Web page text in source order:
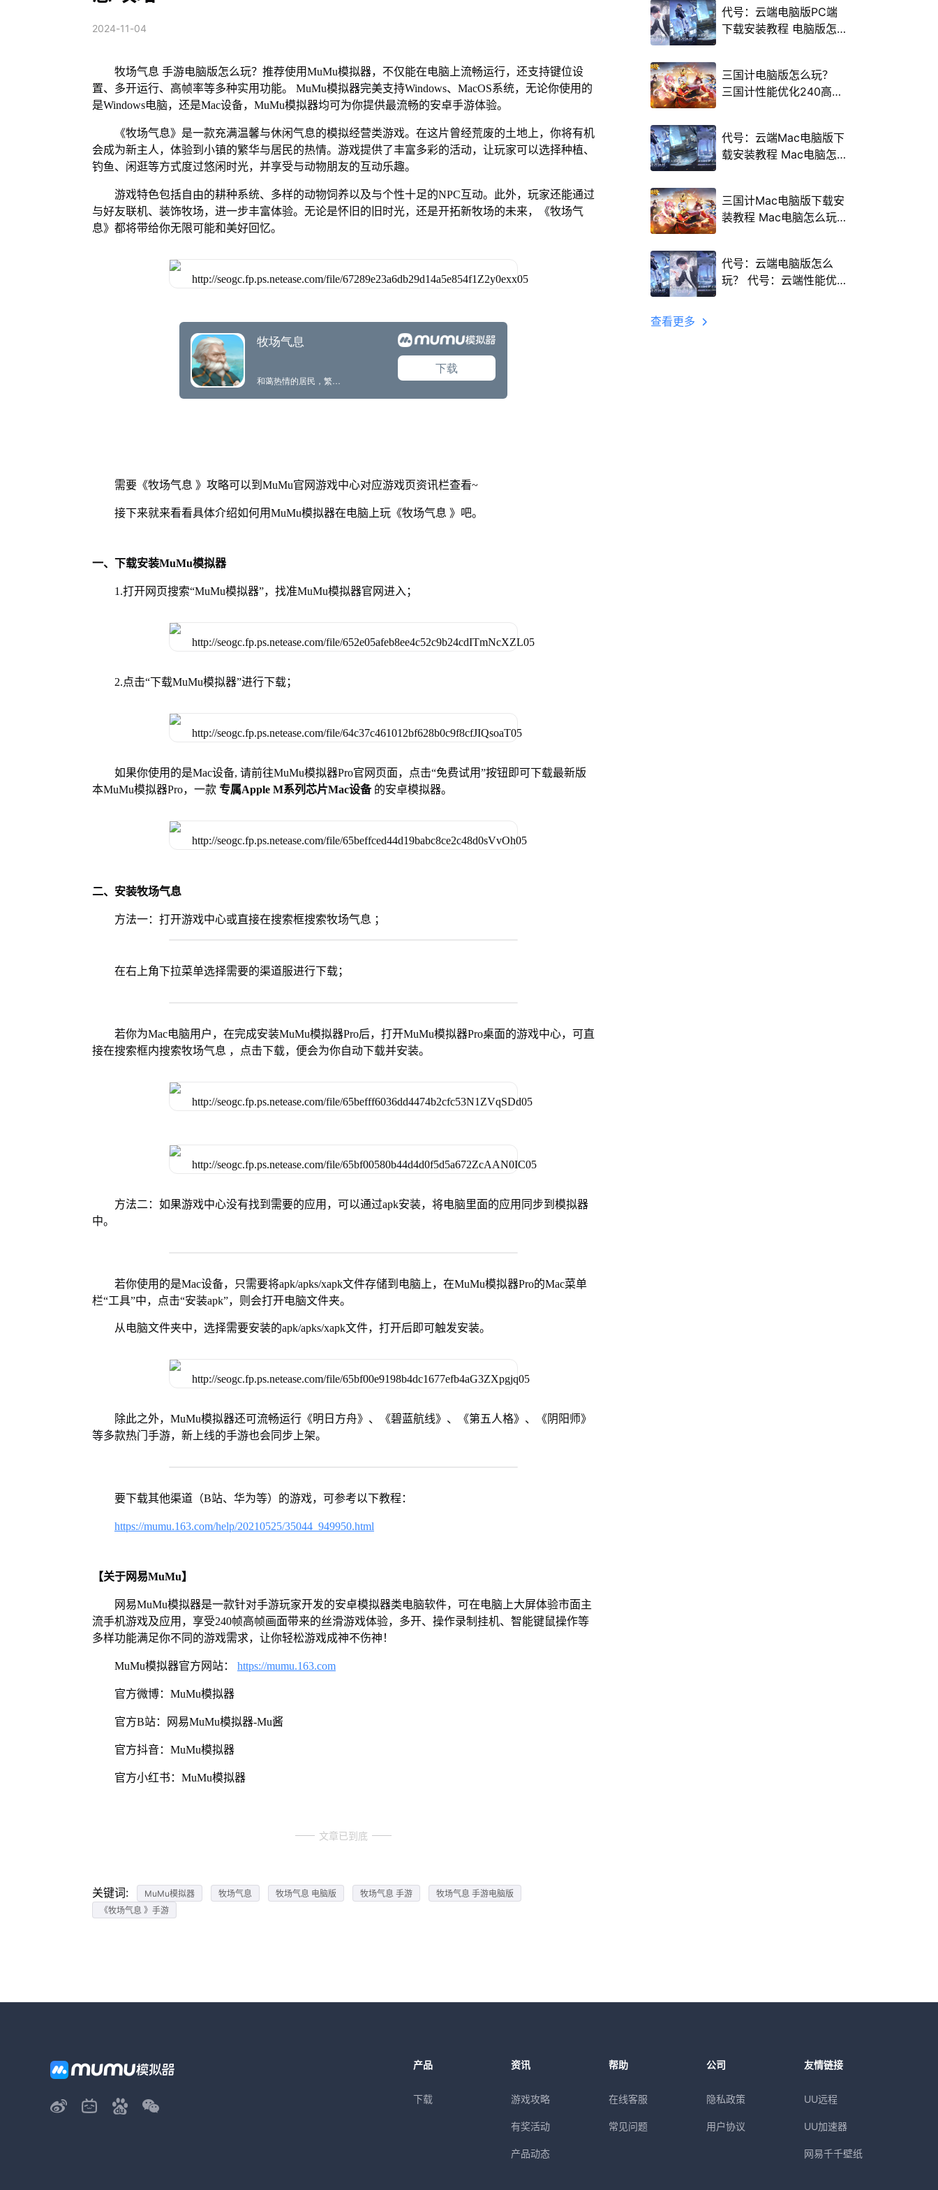
2024-11-04
牧场气息 手游电脑版怎么玩？推荐使用MuMu模拟器，不仅能在电脑上流畅运行，还支持键位设
置、多开运行、高帧率等多种实用功能。 MuMu模拟器完美支持Windows、MacOS系统，无论你使用的
是Windows电脑，还是Mac设备，MuMu模拟器均可为你提供最流畅的安卓手游体验。
《牧场气息》是一款充满温馨与休闲气息的模拟经营类游戏。在这片曾经荒废的土地上，你将有机
会成为新主人，体验到小镇的繁华与居民的热情。游戏提供了丰富多彩的活动，让玩家可以选择种植、
钓鱼、闲逛等方式度过悠闲时光，并享受与动物朋友的互动乐趣。
游戏特色包括自由的耕种系统、多样的动物饲养以及与个性十足的NPC互动。此外，玩家还能通过
与好友联机、装饰牧场，进一步丰富体验。无论是怀旧的旧时光，还是开拓新牧场的未来，《牧场气
息》都将带给你无限可能和美好回忆。
需要《牧场气息 》攻略可以到MuMu官网游戏中心对应游戏页资讯栏查看~
接下来就来看看具体介绍如何用MuMu模拟器在电脑上玩《牧场气息 》吧。
一、下载安装MuMu模拟器
1.打开网页搜索“MuMu模拟器”，找准MuMu模拟器官网进入；
2.点击“下载MuMu模拟器”进行下载；
如果你使用的是Mac设备, 请前往MuMu模拟器Pro官网页面，点击“免费试用”按钮即可下载最新版
本MuMu模拟器Pro，一款 专属Apple M系列芯片Mac设备 的安卓模拟器。
二、安装牧场气息
方法一：打开游戏中心或直接在搜索框搜索牧场气息 ；
在右上角下拉菜单选择需要的渠道服进行下载；
若你为Mac电脑用户，在完成安装MuMu模拟器Pro后，打开MuMu模拟器Pro桌面的游戏中心，可直
接在搜索框内搜索牧场气息 ，点击下载，便会为你自动下载并安装。
方法二：如果游戏中心没有找到需要的应用，可以通过apk安装，将电脑里面的应用同步到模拟器
中。
若你使用的是Mac设备，只需要将apk/apks/xapk文件存储到电脑上，在MuMu模拟器Pro的Mac菜单
栏“工具”中，点击“安装apk”，则会打开电脑文件夹。
从电脑文件夹中，选择需要安装的apk/apks/xapk文件，打开后即可触发安装。
除此之外，MuMu模拟器还可流畅运行《明日方舟》、《碧蓝航线》、《第五人格》、《阴阳师》
等多款热门手游，新上线的手游也会同步上架。
要下载其他渠道（B站、华为等）的游戏，可参考以下教程：
https://mumu.163.com/help/20210525/35044_949950.html
【关于网易MuMu】
网易MuMu模拟器是一款针对手游玩家开发的安卓模拟器类电脑软件，可在电脑上大屏体验市面主
流手机游戏及应用，享受240帧高帧画面带来的丝滑游戏体验，多开、操作录制挂机、智能键鼠操作等
多样功能满足你不同的游戏需求，让你轻松游戏成神不伤神！
MuMu模拟器官方网站： https://mumu.163.com
官方微博：MuMu模拟器
官方B站：网易MuMu模拟器-Mu酱
官方抖音：MuMu模拟器
官方小红书：MuMu模拟器
文章已到底
关键词: MuMu模拟器 牧场气息 牧场气息 电脑版 牧场气息 手游
牧场气息 手游电脑版
《牧场气息 》手游
代号：云端电脑版PC端
下载安装教程 电脑版怎
三国计电脑版怎么玩？
三国计性能优化240高帧
代号：云端Mac电脑版下
载安装教程 Mac电脑怎
三国计Mac电脑版下载安
装教程 Mac电脑怎么玩
代号：云端电脑版怎么
玩？ 代号：云端性能优
查看更多
产品
下载
资讯
游戏攻略
有奖活动
产品动态
帮助
在线客服
常见问题
公司
隐私政策
用户协议
友情链接
UU远程
UU加速器
网易千千壁纸